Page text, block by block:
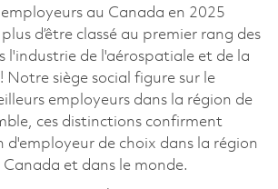
au Canada en 2025
d’être classé au premier rang des
l'industrie de l'aérospatiale et de la
Notre siège social figure sur le
employeurs dans la région de
ces distinctions confirment
de choix dans la région
et dans le monde.